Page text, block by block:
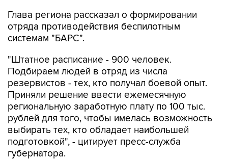
Глава региона рассказал о формировании
отряда противодействия беспилотным
системам "БАРС".
"Штатное расписание - 900 человек.
Подбираем людей в отряд из числа
резервистов - тех, кто получал боевой опыт.
Приняли решение ввести ежемесячную
региональную заработную плату по 100 тыс.
рублей для того, чтобы имелась возможность
выбирать тех, кто обладает наибольшей
подготовкой", - цитирует пресс-служба
губернатора.